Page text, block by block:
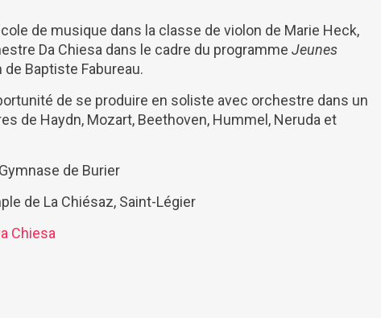
de musique dans la classe de violon de Marie Heck,
Da Chiesa dans le cadre du programme Jeunes
Baptiste Fabureau.
de se produire en soliste avec orchestre dans un
de Haydn, Mozart, Beethoven, Hummel, Neruda et
de Burier
de La Chiésaz, Saint-Légier
Chiesa